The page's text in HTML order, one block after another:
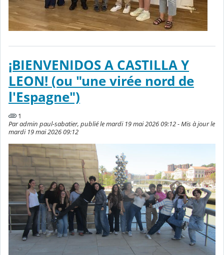
¡BIENVENIDOS A CASTILLA Y
LEON! (ou "une virée nord de
l'Espagne")
1
Par admin paul-sabatier, publié le mardi 19 mai 2026 09:12 - Mis à jour le
mardi 19 mai 2026 09:12